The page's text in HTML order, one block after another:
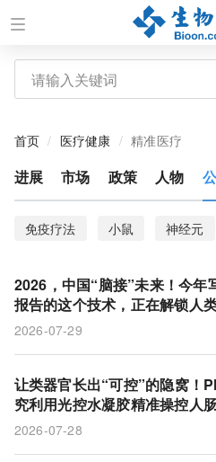
首页 医疗健康 精准医疗
进展 市场 政策 人物
免疫疗法 小鼠 神经元
细胞内交联
T细胞 间充
纳米颗粒
基因编辑技术
结直肠癌
治疗结局 循
2026，中国“脑接”未来！今年
报告的这个技术，正在解锁人
自由
2026-07-29
让类器官长出“可控”的隐窝！
究利用光控水凝胶精准操控人
态
2026-07-28